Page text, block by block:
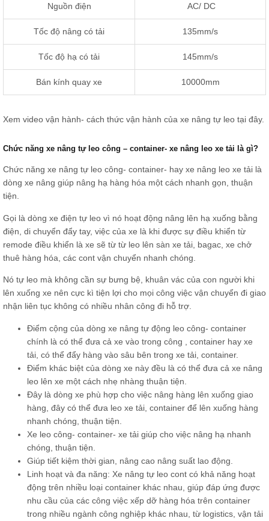
Nguồn điện AC/ DC
Tốc độ nâng có tải 135mm/s
Tốc độ hạ có tải 145mm/s
Bán kính quay xe 10000mm
Xem video vận hành- cách thức vận hành của xe nâng tự leo tại đây.
Chức năng xe nâng tự leo công – container- xe nâng leo xe tải là gì?
Chức năng xe nâng tự leo công- container- hay xe nâng leo xe tải là
dòng xe nâng giúp nâng hạ hàng hóa một cách nhanh gọn, thuận
tiện.
Gọi là dòng xe điện tự leo vì nó hoạt động nâng lên hạ xuống bằng
điện, di chuyển đẩy tay, việc của xe là khi được sự điều khiển từ
remode điều khiển là xe sẽ từ từ leo lên sàn xe tải, bagac, xe chở
thuê hàng hóa, các cont vận chuyển nhanh chóng.
Nó tự leo mà không cần sự bưng bệ, khuân vác của con người khi
lên xuống xe nên cực kì tiện lợi cho mọi công việc vận chuyển đi giao
nhận liên tục không có nhiều nhân công đi hỗ trợ.
Điểm cộng của dòng xe nâng tự động leo công- container
chính là có thể đưa cả xe vào trong công , container hay xe
tải, có thể đẩy hàng vào sâu bên trong xe tải, container.
Điểm khác biệt của dòng xe này đều là có thể đưa cả xe nâng
leo lên xe một cách nhẹ nhàng thuận tiện.
Đây là dòng xe phù hợp cho việc nâng hàng lên xuống giao
hàng, đây có thể đưa leo xe tải, container để lên xuống hàng
nhanh chóng, thuận tiện.
Xe leo công- container- xe tải giúp cho việc nâng hạ nhanh
chóng, thuận tiện.
Giúp tiết kiệm thời gian, nâng cao nâng suất lao động.
Linh hoạt và đa năng: Xe nâng tự leo cont có khả năng hoạt
động trên nhiều loại container khác nhau, giúp đáp ứng được
nhu cầu của các công việc xếp dỡ hàng hóa trên container
trong nhiều ngành công nghiệp khác nhau, từ logistics, vận tải